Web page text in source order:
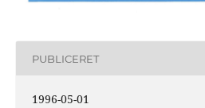
PUBLICERET
1996-05-01